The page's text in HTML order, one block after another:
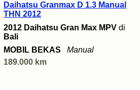
Daihatsu Granmax D 1.3 Manual
THN 2012
2012 Daihatsu Gran Max MPV di
Bali
MOBIL BEKAS
Manual
189.000 km